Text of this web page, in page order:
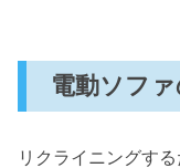
電動ソフ
リクライニングす